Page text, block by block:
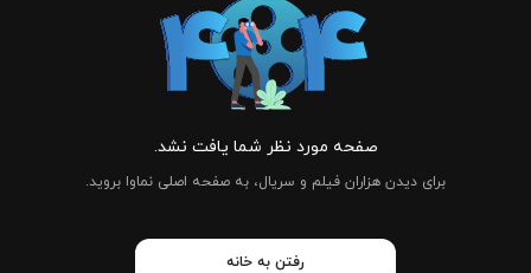
صفحه مورد نظر شما یافت نشد.
برای دیدن هزاران فیلم و سریال، به صفحه اصلی نماوا بروید.
رفتن به خانه